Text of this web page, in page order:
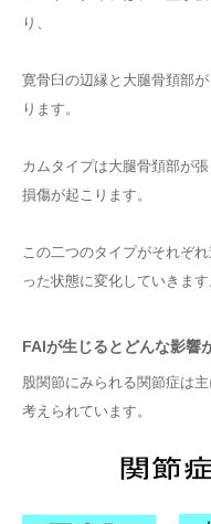
り、
寛骨臼の辺縁と大腿骨頚部
ります。
カムタイプは大腿骨頚部が
損傷が起こります。
この二つのタイプがそれぞ
った状態に変化していきます
FAIが生じるとどんな影響
股関節にみられる関節症は
考えられています。